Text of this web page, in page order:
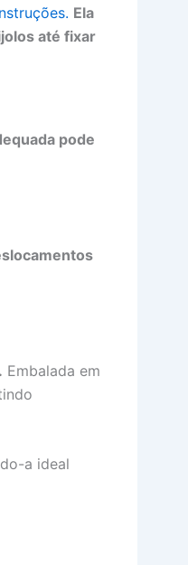
Ela
até fixar
pode
Embalada em
a ideal